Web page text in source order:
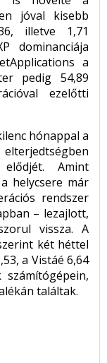
jóval kisebb
illetve 1,71
dominanciája
a
pedig 54,89
ezelőtti
hónappal a
Amint
helycsere már
rendszer
– lezajlott,
vissza. A
két héttel
a Vistáé 6,64
találtak.